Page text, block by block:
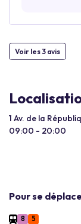
Voir les 3 avis
1 Av. de la
09:00 - 20:00
Pour se
8 5